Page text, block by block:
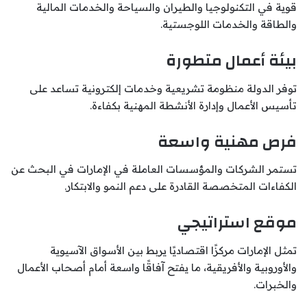
قوية في التكنولوجيا والطيران والسياحة والخدمات المالية
والطاقة والخدمات اللوجستية.
بيئة أعمال متطورة
توفر الدولة منظومة تشريعية وخدمات إلكترونية تساعد على
تأسيس الأعمال وإدارة الأنشطة المهنية بكفاءة.
فرص مهنية واسعة
تستمر الشركات والمؤسسات العاملة في الإمارات في البحث عن
الكفاءات المتخصصة القادرة على دعم النمو والابتكار.
موقع استراتيجي
تمثل الإمارات مركزًا اقتصاديًا يربط بين الأسواق الآسيوية
والأوروبية والأفريقية، ما يفتح آفاقًا واسعة أمام أصحاب الأعمال
والخبرات.